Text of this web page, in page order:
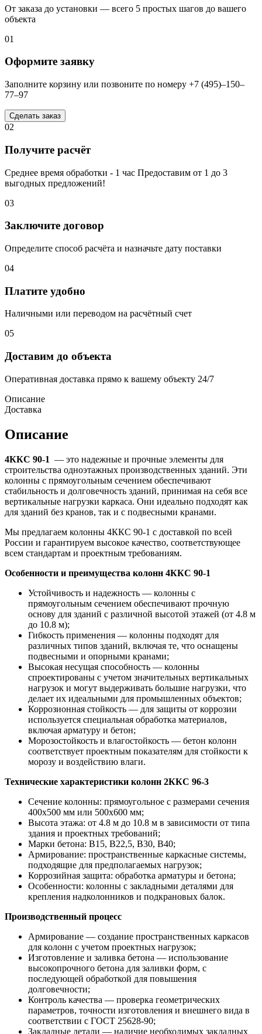
От заказа до установки — всего 5 простых шагов до вашего
объекта
01
Оформите заявку
Заполните корзину или позвоните по номеру +7 (495)–150–
77–97
Сделать заказ
02
Получите расчёт
Среднее время обработки - 1 час Предоставим от 1 до 3
выгодных предложений!
03
Заключите договор
Определите способ расчёта и назначьте дату поставки
04
Платите удобно
Наличными или переводом на расчётный счет
05
Доставим до объекта
Оперативная доставка прямо к вашему объекту 24/7
Описание
Доставка
Описание
4ККС 90-1 — это надежные и прочные элементы для
строительства одноэтажных производственных зданий. Эти
колонны с прямоугольным сечением обеспечивают
стабильность и долговечность зданий, принимая на себя все
вертикальные нагрузки каркаса. Они идеально подходят как
для зданий без кранов, так и с подвесными кранами.
Мы предлагаем колонны 4ККС 90-1 с доставкой по всей
России и гарантируем высокое качество, соответствующее
всем стандартам и проектным требованиям.
Особенности и преимущества колонн 4ККС 90-1
Устойчивость и надежность — колонны с
прямоугольным сечением обеспечивают прочную
основу для зданий с различной высотой этажей (от 4.8 м
до 10.8 м);
Гибкость применения — колонны подходят для
различных типов зданий, включая те, что оснащены
подвесными и опорными кранами;
Высокая несущая способность — колонны
спроектированы с учетом значительных вертикальных
нагрузок и могут выдерживать большие нагрузки, что
делает их идеальными для промышленных объектов;
Коррозионная стойкость — для защиты от коррозии
используется специальная обработка материалов,
включая арматуру и бетон;
Морозостойкость и влагостойкость — бетон колонн
соответствует проектным показателям для стойкости к
морозу и воздействию влаги.
Технические характеристики колонн 2ККС 96-3
Сечение колонны: прямоугольное с размерами сечения
400х500 мм или 500х600 мм;
Высота этажа: от 4.8 м до 10.8 м в зависимости от типа
здания и проектных требований;
Марки бетона: В15, В22,5, В30, В40;
Армирование: пространственные каркасные системы,
подходящие для предполагаемых нагрузок;
Коррозийная защита: обработка арматуры и бетона;
Особенности: колонны с закладными деталями для
крепления надколонников и подкрановых балок.
Производственный процесс
Армирование — создание пространственных каркасов
для колонн с учетом проектных нагрузок;
Изготовление и заливка бетона — использование
высокопрочного бетона для заливки форм, с
последующей обработкой для повышения
долговечности;
Контроль качества — проверка геометрических
параметров, точности изготовления и внешнего вида в
соответствии с ГОСТ 25628-90;
Закладные детали — наличие необходимых закладных